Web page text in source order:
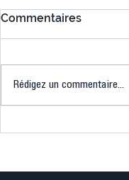
Commentaires
Rédigez un commentaire...